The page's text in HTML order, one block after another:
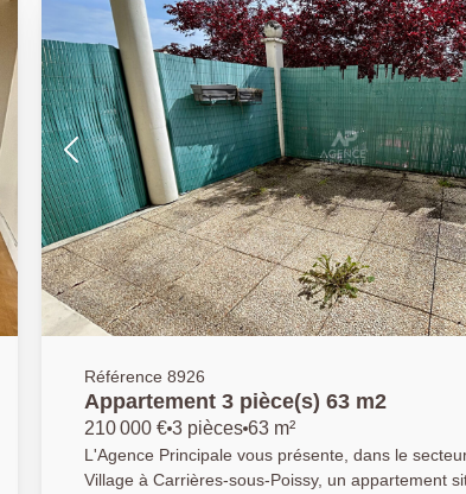
Référence 8926
Appartement 3 pièce(s) 63 m2
210 000 € 3 pièces 63 m²
L'Agence Principale vous présente, dans le
Village à Carrières-sous-Poissy, un appartement